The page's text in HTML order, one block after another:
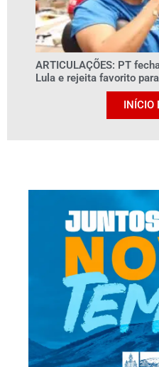
ARTICULAÇÕES: PT
Lula e rejeita favorito
INÍCIO